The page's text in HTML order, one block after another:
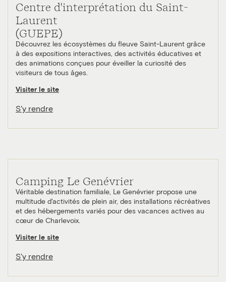
Centre d'interprétation du Saint-
Laurent
(GUEPE)
Découvrez les écosystèmes du fleuve Saint-Laurent grâce
à des expositions interactives, des activités éducatives et
des animations conçues pour éveiller la curiosité des
visiteurs de tous âges.
Visiter le site
S'y rendre
Camping Le Genévrier
Véritable destination familiale, Le Genévrier propose une
multitude d'activités de plein air, des installations récréatives
et des hébergements variés pour des vacances actives au
cœur de Charlevoix.
Visiter le site
S'y rendre